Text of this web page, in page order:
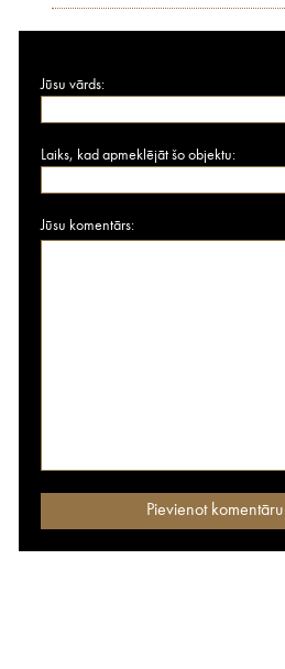
Jūsu vārds:
Laiks, kad apmeklējāt šo objektu:
Jūsu komentārs: